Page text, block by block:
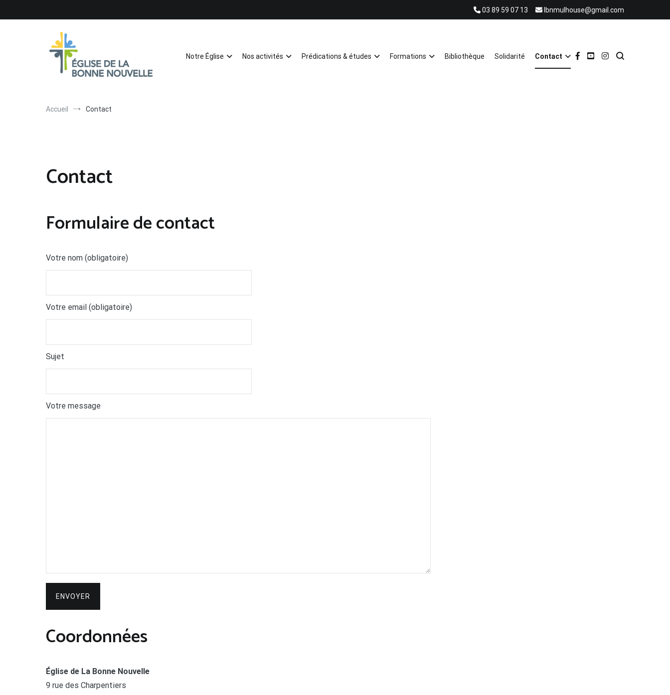
03 89 59 07 13 lbnmulhouse@gmail.com
Notre Église Nos activités Prédications & études Formations Bibliothèque Solidarité Contact
Accueil Contact
Contact
Formulaire de contact
Votre nom (obligatoire)
Votre email (obligatoire)
Sujet
Votre message
Coordonnées
Église de La Bonne Nouvelle
9 rue des Charpentiers